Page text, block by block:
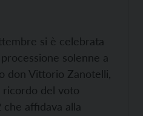
si è celebrata
solenne a
don Vittorio Zanotelli,
ricordo del voto
affidava alla